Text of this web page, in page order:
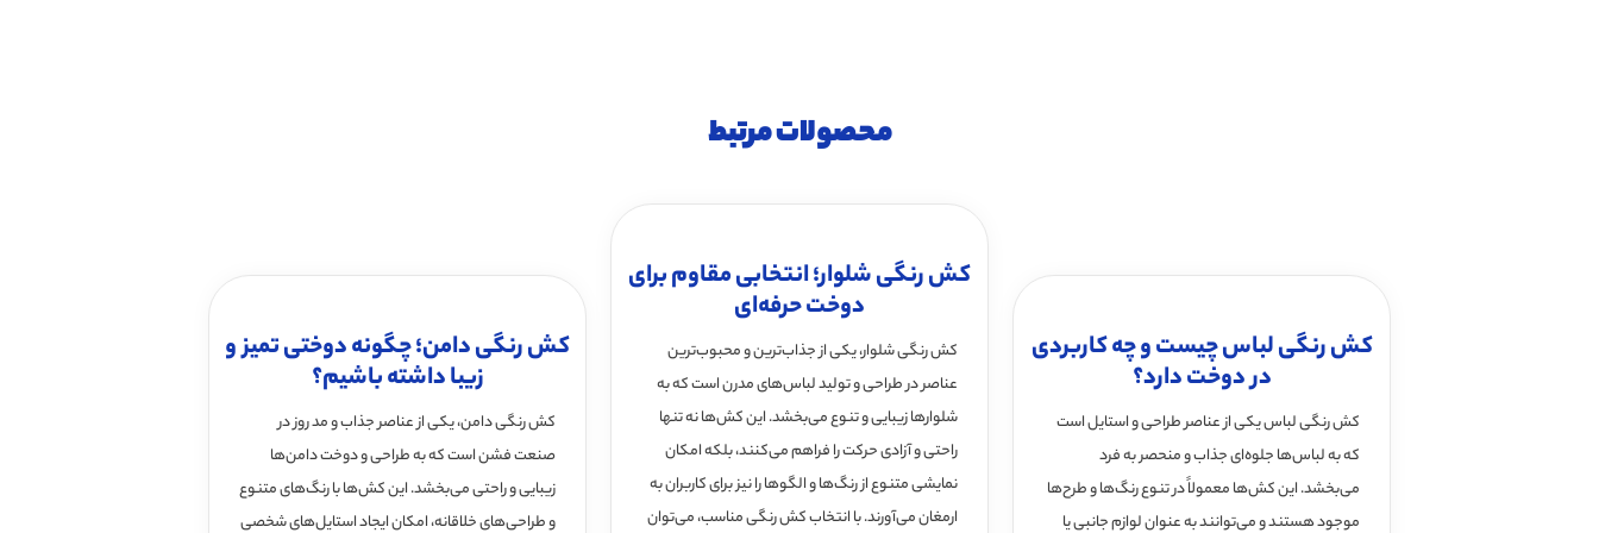
محصولات مرتبط
کش رنگی لباس چیست و چه کاربردی
در دوخت دارد؟
کش رنگی لباس یکی از عناصر طراحی و استایل است
که به لباس‌ها جلوه‌ای جذاب و منحصر به فرد
می‌بخشد. این کش‌ها معمولاً در تنوع رنگ‌ها و طرح‌ها
موجود هستند و می‌توانند به عنوان لوازم جانبی یا
کش رنگی شلوار؛ انتخابی مقاوم برای
دوخت حرفه‌ای
کش رنگی شلوار، یکی از جذاب‌ترین و محبوب‌ترین
عناصر در طراحی و تولید لباس‌های مدرن است که به
شلوارها زیبایی و تنوع می‌بخشد. این کش‌ها نه تنها
راحتی و آزادی حرکت را فراهم می‌کنند، بلکه امکان
نمایشی متنوع از رنگ‌ها و الگوها را نیز برای کاربران به
ارمغان می‌آورند. با انتخاب کش رنگی مناسب، می‌توان
کش رنگی دامن؛ چگونه دوختی تمیز و
زیبا داشته باشیم؟
کش رنگی دامن، یکی از عناصر جذاب و مد روز در
صنعت فشن است که به طراحی و دوخت دامن‌ها
زیبایی و راحتی می‌بخشد. این کش‌ها با رنگ‌های متنوع
و طراحی‌های خلاقانه، امکان ایجاد استایل‌های شخصی